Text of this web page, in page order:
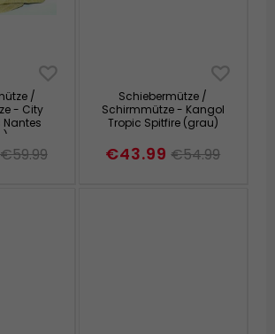
/
- City
Nantes
€59.99
Schiebermütze /
Schirmmütze - Kangol
Tropic Spitfire (grau)
€43.99 €54.99